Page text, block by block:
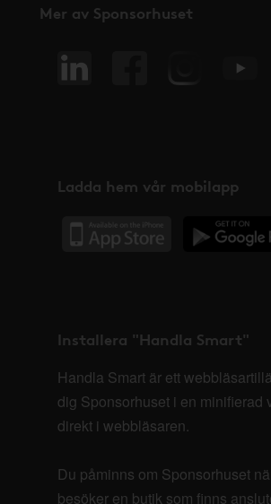
Mer av Sponsorhuset
Ladda hem vår mobilapp
Installera "Handla Smart"
Handla Smart är ett
dig Sponsorhuset i en minifierad
direkt i webbläsaren.
Du påminns om Sponsorhuset
besöker en butik som finns